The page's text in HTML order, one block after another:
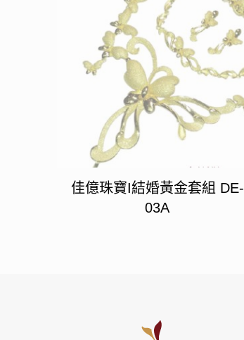
佳億珠寶I結婚黃金套組 DE-
03A